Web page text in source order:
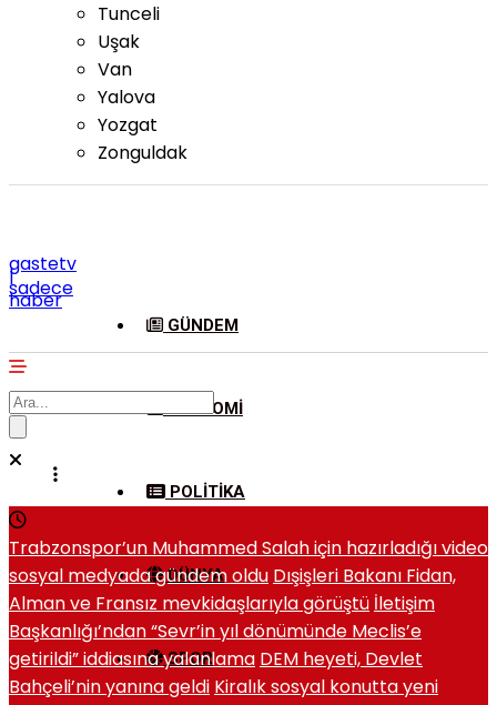
Tunceli
Uşak
Van
Yalova
Yozgat
Zonguldak
gastetv
|
sadece
haber
GÜNDEM
EKONOMI
POLITIKA
DÜNYA
SPOR
Trabzonspor’un Muhammed Salah için hazırladığı video
sosyal medyada gündem oldu Dışişleri Bakanı Fidan,
Alman ve Fransız mevkidaşlarıyla görüştü İletişim
Başkanlığı’ndan “Sevr’in yıl dönümünde Meclis’e
getirildi” iddiasına yalanlama DEM heyeti, Devlet
Bahçeli’nin yanına geldi Kiralık sosyal konutta yeni